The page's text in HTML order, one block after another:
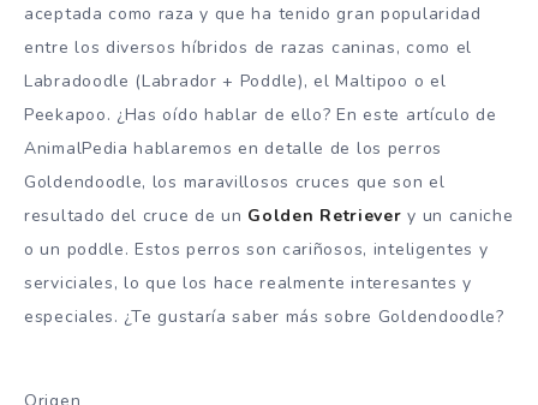
aceptada como raza y que ha tenido gran popularidad
entre los diversos híbridos de razas caninas, como el
Labradoodle (Labrador + Poddle), el Maltipoo o el
Peekapoo. ¿Has oído hablar de ello? En este artículo de
AnimalPedia hablaremos en detalle de los perros
Goldendoodle, los maravillosos cruces que son el
resultado del cruce de un Golden Retriever y un caniche
o un poddle. Estos perros son cariñosos, inteligentes y
serviciales, lo que los hace realmente interesantes y
especiales. ¿Te gustaría saber más sobre Goldendoodle?